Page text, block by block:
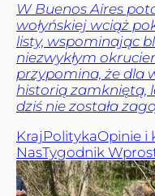
W Buenos Aires
wołyńskiej wciąż
listy, wspominając
niezwykłym
przypomina, że dla
historią zamkniętą,
dziś nie została
Kraj PolitykaOpinie i
NasTygodnik